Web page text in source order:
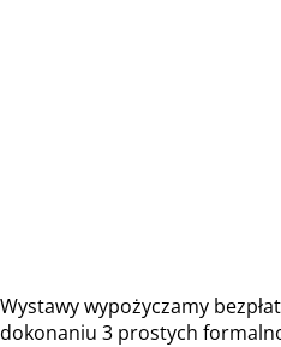
Wystawy wypożyczamy
dokonaniu 3 prostych